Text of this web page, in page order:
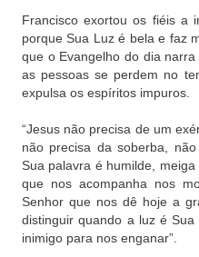
Francisco exortou os fiéis a
porque Sua Luz é bela e faz
que o Evangelho do dia
as pessoas se perdem no
expulsa os espíritos impuros.
“Jesus não precisa de um
não precisa da soberba,
Sua palavra é humilde,
que nos acompanha nos
Senhor que nos dê hoje a
distinguir quando a luz é
inimigo para nos enganar”.